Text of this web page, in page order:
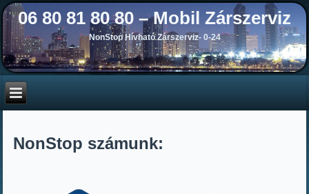
06 80 81 80 80 – Mobil Zárszerviz
NonStop Hívható Zárszerviz- 0-24
NonStop számunk: